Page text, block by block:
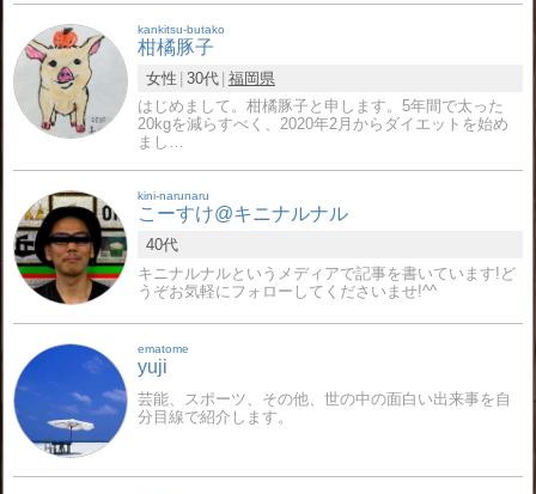
kankitsu-butako
柑橘豚子
女性 30代 福岡県
はじめまして。柑橘豚子と申します。5年間で太った
20kgを減らすべく、2020年2月からダイエットを始め
まし…
kini-narunaru
こーすけ@キニナルナル
40代
キニナルナルというメディアで記事を書いています!ど
うぞお気軽にフォローしてくださいませ!^^
ematome
yuji
芸能、スポーツ、その他、世の中の面白い出来事を自
分目線で紹介します。